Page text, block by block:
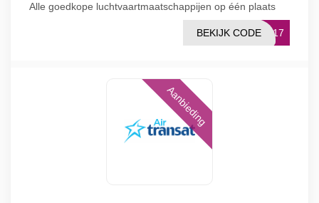
Alle goedkope luchtvaartmaatschappijen op één plaats
RP17
BEKIJK CODE
Aanbieding